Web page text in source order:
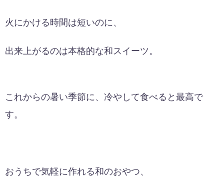
火にかける時間は短いのに、
出来上がるのは本格的な和スイーツ。
これからの暑い季節に、冷やして食べると最高で
す。
おうちで気軽に作れる和のおやつ、